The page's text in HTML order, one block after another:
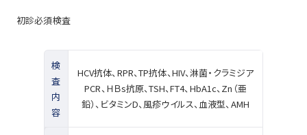
初診必須検査
検
査
内
容
HCV抗体、RPR、TP抗体、HIV、淋菌・クラミジア
PCR、ＨＢs抗原、TSH、FT4、HbA1c、Zn（亜
鉛）、ビタミンD、風疹ウイルス、血液型、AMH